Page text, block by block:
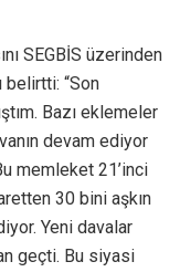
SEGBİS üzerinden
belirtti: “Son
Bazı eklemeler
devam ediyor
memleket 21’inci
30 bini aşkın
Yeni davalar
geçti. Bu siyasi